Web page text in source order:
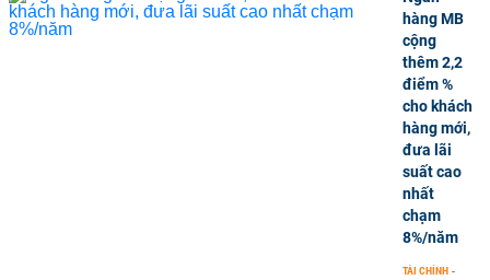
hàng MB
cộng
thêm 2,2
điểm %
cho khách
hàng mới,
đưa lãi
suất cao
nhất
chạm
8%/năm
TÀI CHÍNH -